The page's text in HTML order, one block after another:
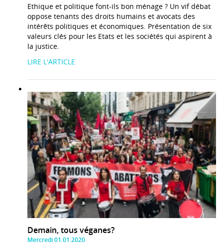
Ethique et politique font-ils bon ménage ? Un vif débat
oppose tenants des droits humains et avocats des
intérêts politiques et économiques. Présentation de six
valeurs clés pour les Etats et les sociétés qui aspirent à
la justice.
LIRE L'ARTICLE
Demain, tous véganes?
Mercredi 01.01.2020